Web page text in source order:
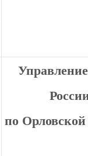
по Орловской